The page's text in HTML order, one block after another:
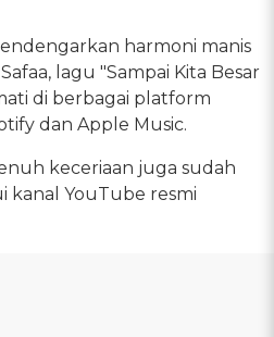
harmoni manis
lagu "Sampai Kita Besar
di berbagai platform
dan Apple Music.
keceriaan juga sudah
kanal YouTube resmi